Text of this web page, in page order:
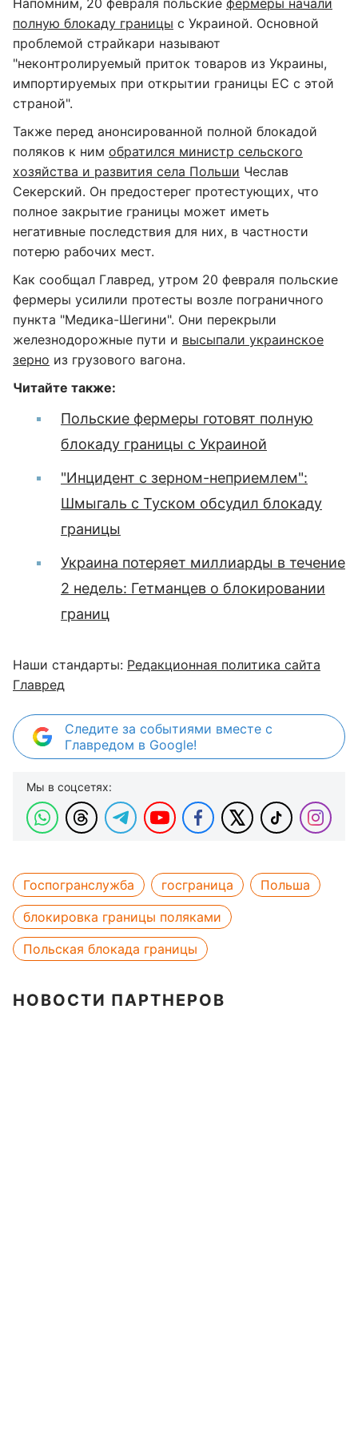
Напомним, 20 февраля польские фермеры начали
полную блокаду границы с Украиной. Основной
проблемой страйкари называют
"неконтролируемый приток товаров из Украины,
импортируемых при открытии границы ЕС с этой
страной".
Также перед анонсированной полной блокадой
поляков к ним обратился министр сельского
хозяйства и развития села Польши Чеслав
Секерский. Он предостерег протестующих, что
полное закрытие границы может иметь
негативные последствия для них, в частности
потерю рабочих мест.
Как сообщал Главред, утром 20 февраля польские
фермеры усилили протесты возле пограничного
пункта "Медика-Шегини". Они перекрыли
железнодорожные пути и высыпали украинское
зерно из грузового вагона.
Читайте также:
Польские фермеры готовят полную
блокаду границы с Украиной
"Инцидент с зерном-неприемлем":
Шмыгаль с Туском обсудил блокаду
границы
Украина потеряет миллиарды в течение
2 недель: Гетманцев о блокировании
границ
Наши стандарты: Редакционная политика сайта
Главред
Следите за событиями вместе с
Главредом в Google!
Мы в соцсетях:
Госпогранслужба госграница
Польша
блокировка границы поляками
Польская блокада границы
НОВОСТИ ПАРТНЕРОВ